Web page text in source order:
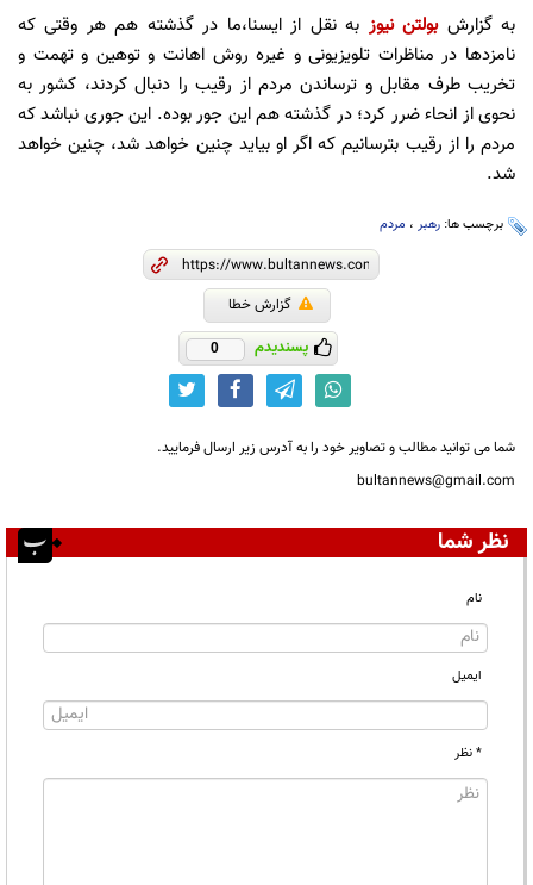
به گزارشبولتن نیوز به نقل از ایسنا،ما در گذشته هم هر وقتی که
نامزدها در مناظرات تلویزیونی و غیره روش اهانت و توهین و تهمت و
تخریب طرف مقابل و ترساندن مردم از رقیب را دنبال کردند، کشور به
نحوی از انحاء ضرر کرد؛ در گذشته هم این جور بوده. این جوری نباشد که
مردم را از رقیب بترسانیم که اگر او بیاید چنین خواهد شد، چنین خواهد
شد.
برچسب ها: رهبر ، مردم
گزارش خطا
پسندیدم 0
شما می توانید مطالب و تصاویر خود را به آدرس زیر ارسال فرمایید.
bultannews@gmail.com
نظر شما
نام
ایمیل
* نظر